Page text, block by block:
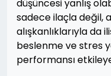
düşüncesi yanlış
sadece ilaçla değil,
alışkanlıklarıyla da
beslenme ve stres
performansı